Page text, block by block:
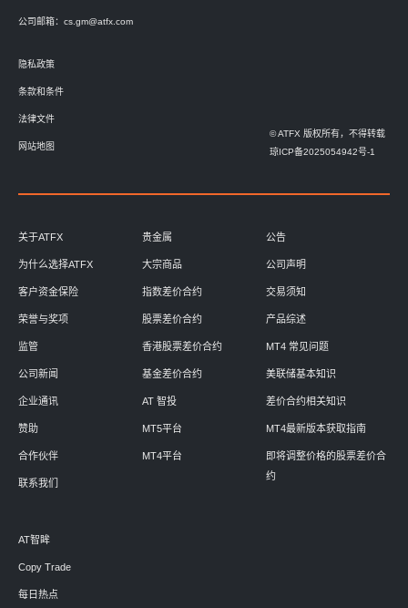
公司邮箱： cs.gm@atfx.com
隐私政策
条款和条件
法律文件
网站地图
© ATFX 版权所有，不得转载
琼ICP备2025054942号-1
关于ATFX
为什么选择ATFX
客户资金保险
荣誉与奖项
监管
公司新闻
企业通讯
赞助
合作伙伴
联系我们
贵金属
大宗商品
指数差价合约
股票差价合约
香港股票差价合约
基金差价合约
AT 智投
MT5平台
MT4平台
公告
公司声明
交易须知
产品综述
MT4 常见问题
美联储基本知识
差价合约相关知识
MT4最新版本获取指南
即将调整价格的股票差价合
约
AT智眸
Copy Trade
每日热点